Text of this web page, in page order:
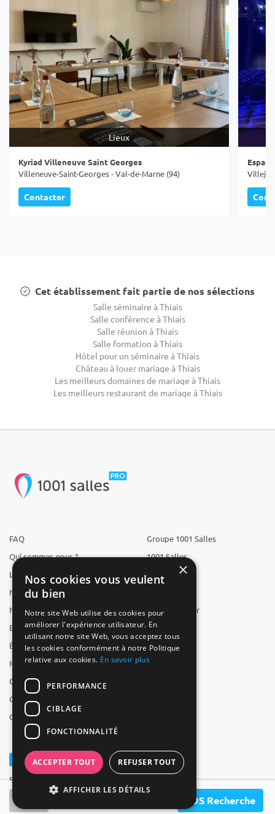
SOS Recherche
Lieux
Kyriad Villeneuve Saint Georges
Villeneuve-Saint-Georges - Val-de-Marne (94)
Contacter
Cet établissement fait partie de nos sélections
Salle séminaire à Thiais
Salle conférence à Thiais
Salle réunion à Thiais
Salle formation à Thiais
Hôtel pour un séminaire à Thiais
Château à louer mariage à Thiais
Les meilleurs domaines de mariage à Thiais
Les meilleurs restaurant de mariage à Thiais
FAQ
Qui sommes-nous ?
L'équipe
Nous recrutons
Nos partenaires
Espace presse
Études
Mentions légales
CGV
CGU
Contact
Groupe 1001 Salles
1001 Salles
1001 Traiteurs
Reserverunbar
MP2
Powered by Groupe 1001Salles
×
Nos cookies vous veulent
du bien
Notre site Web utilise des cookies pour
améliorer l'expérience utilisateur. En
utilisant notre site Web, vous acceptez tous
les cookies conformément à notre Politique
relative aux cookies. En savoir plus
PERFORMANCE
CIBLAGE
FONCTIONNALITÉ
ACCEPTER TOUT REFUSER TOUT
AFFICHER LES DÉTAILS